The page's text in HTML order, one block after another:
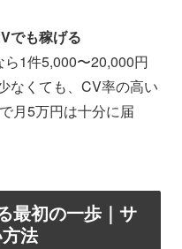
でも稼げる
1件5,000〜20,000円
なくても、CV率の高い
月5万円は十分に届
最初の一歩｜サ
法